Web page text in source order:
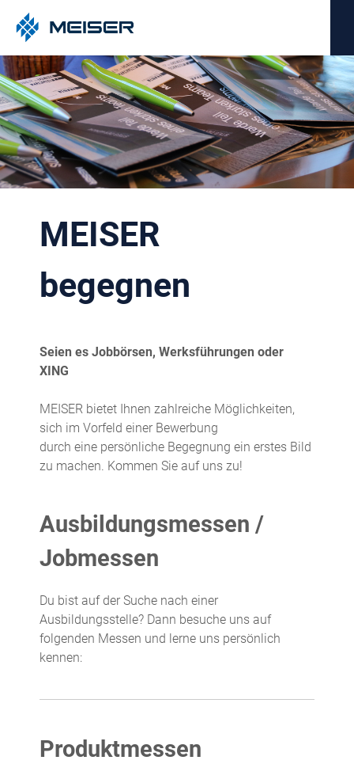
MEISER
begegnen
Seien es Jobbörsen, Werksführungen oder
XING
MEISER bietet Ihnen zahlreiche Möglichkeiten,
sich im Vorfeld einer Bewerbung
durch eine persönliche Begegnung ein erstes Bild
zu machen. Kommen Sie auf uns zu!
Ausbildungsmessen /
Jobmessen
Du bist auf der Suche nach einer
Ausbildungsstelle? Dann besuche uns auf
folgenden Messen und lerne uns persönlich
kennen:
Produktmessen